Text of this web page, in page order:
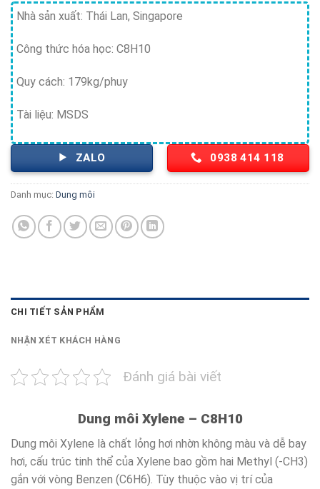
Nhà sản xuất: Thái Lan, Singapore
Công thức hóa học: C8H10
Quy cách: 179kg/phuy
Tài liệu: MSDS
ZALO 0938 414 118
Danh mục: Dung môi
CHI TIẾT SẢN PHẨM
NHẬN XÉT KHÁCH HÀNG
Đánh giá bài viết
Dung môi Xylene – C8H10
Dung môi Xylene là chất lỏng hơi nhờn không màu và dễ bay
hơi, cấu trúc tinh thể của Xylene bao gồm hai Methyl (-CH3)
gắn với vòng Benzen (C6H6). Tùy thuộc vào vị trí của